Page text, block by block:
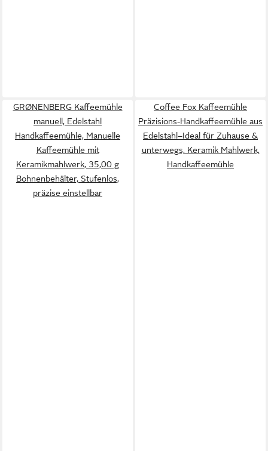
GRØNENBERG Kaffeemühle
manuell, Edelstahl
Handkaffeemühle, Manuelle
Kaffeemühle mit
Keramikmahlwerk, 35,00 g
Bohnenbehälter, Stufenlos,
präzise einstellbar
Coffee Fox Kaffeemühle
Präzisions-Handkaffeemühle aus
Edelstahl–Ideal für Zuhause &
unterwegs, Keramik Mahlwerk,
Handkaffeemühle